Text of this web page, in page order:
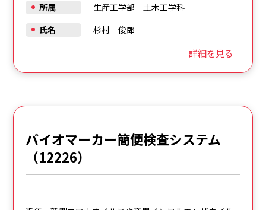
詳細を見る
所属
生産工学部 土木工学科
氏名
杉村 俊郎
バイオマーカー簡便検査システム
（12226）